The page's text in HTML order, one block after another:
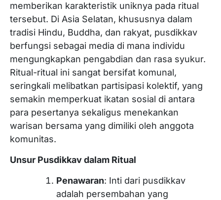
memberikan karakteristik uniknya pada ritual
tersebut. Di Asia Selatan, khususnya dalam
tradisi Hindu, Buddha, dan rakyat, pusdikkav
berfungsi sebagai media di mana individu
mengungkapkan pengabdian dan rasa syukur.
Ritual-ritual ini sangat bersifat komunal,
seringkali melibatkan partisipasi kolektif, yang
semakin memperkuat ikatan sosial di antara
para pesertanya sekaligus menekankan
warisan bersama yang dimiliki oleh anggota
komunitas.
Unsur Pusdikkav dalam Ritual
Penawaran: Inti dari pusdikkav
adalah persembahan yang